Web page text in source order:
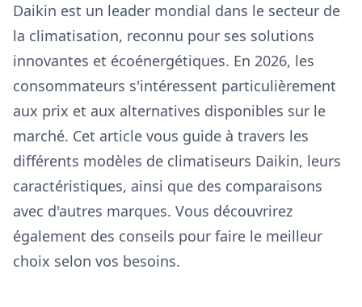
Daikin est un leader mondial dans le secteur de
la climatisation, reconnu pour ses solutions
innovantes et écoénergétiques. En 2026, les
consommateurs s'intéressent particulièrement
aux prix et aux alternatives disponibles sur le
marché. Cet article vous guide à travers les
différents modèles de climatiseurs Daikin, leurs
caractéristiques, ainsi que des comparaisons
avec d'autres marques. Vous découvrirez
également des conseils pour faire le meilleur
choix selon vos besoins.